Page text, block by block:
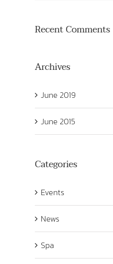
Recent Comments
Archives
June 2019
June 2015
Categories
Events
News
Spa